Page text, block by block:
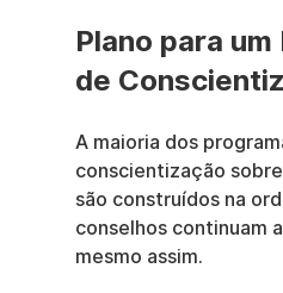
Plano para um
de
A maioria dos
conscientização
são construídos na
conselhos continuam
mesmo assim.